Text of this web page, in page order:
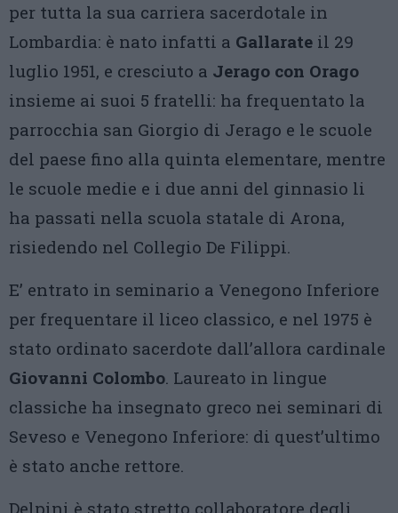
per tutta la sua carriera sacerdotale in
Lombardia: è nato infatti a Gallarate il 29
luglio 1951, e cresciuto a Jerago con Orago
insieme ai suoi 5 fratelli: ha frequentato la
parrocchia san Giorgio di Jerago e le scuole
del paese fino alla quinta elementare, mentre
le scuole medie e i due anni del ginnasio li
ha passati nella scuola statale di Arona,
risiedendo nel Collegio De Filippi.
E’ entrato in seminario a Venegono Inferiore
per frequentare il liceo classico, e nel 1975 è
stato ordinato sacerdote dall’allora cardinale
Giovanni Colombo. Laureato in lingue
classiche ha insegnato greco nei seminari di
Seveso e Venegono Inferiore: di quest’ultimo
è stato anche rettore.
Delpini è stato stretto collaboratore degli